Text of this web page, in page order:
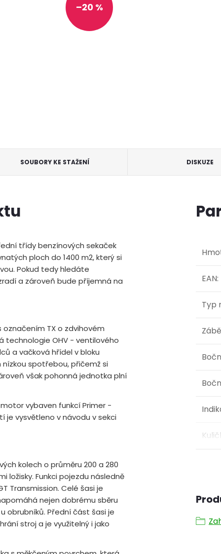
–20 %
SOUBORY KE STAŽENÍ DISKUZE
třídy benzínových sekaček
ploch do 1400 m2, který si
Pokud tedy hledáte
a zároveň bude příjemná na
TX o zdvihovém
technologie OHV - ventilového
a vačková hřídel v bloku
spotřebou, přičemž si
však pohonná jednotka plní
vybaven funkcí Primer -
je vysvětleno v návodu v sekci
kolech o průměru 200 a 280
ložisky. Funkci pojezdu následně
Transmission. Celé šasi je
nejen dobrému sběru
obrubníků. Přední část šasi je
stroj a je využitelný i jako
EAN:
Typ